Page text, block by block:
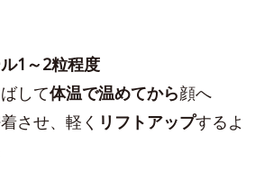
1～2粒程度
して体温で温めてから顔へ
させ、軽く リフトアップするよ